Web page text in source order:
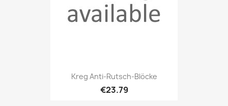
Kreg Anti-Rutsch-Blöcke
€23.79